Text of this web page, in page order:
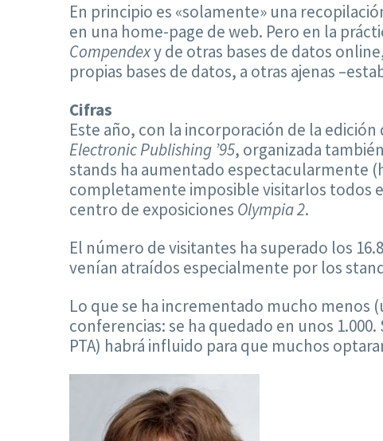
En principio es «solamente» una
en una home-page de web. Pero en la
Compendexy de otras bases de datos
propias bases de datos, a otras ajenas
Cifras
Este año, con la incorporación de la
Electronic Publishing ’95, organizada
stands ha aumentado espectacularmente
completamente imposible visitarlos todos
centro de exposiciones Olympia 2.
El número de visitantes ha superado los
venían atraídos especialmente por los
Lo que se ha incrementado mucho menos
conferencias: se ha quedado en unos
PTA) habrá influido para que muchos